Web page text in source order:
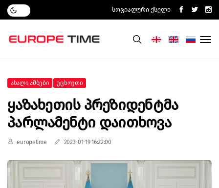
Სოციალური Ქსელი
Ახალი Ამბები Უცხოეთი
Ყაზახეთის Პრეზიდენტმა
Პარლამენტი Დაითხოვა
europetime 2023-01-19 16:22:00